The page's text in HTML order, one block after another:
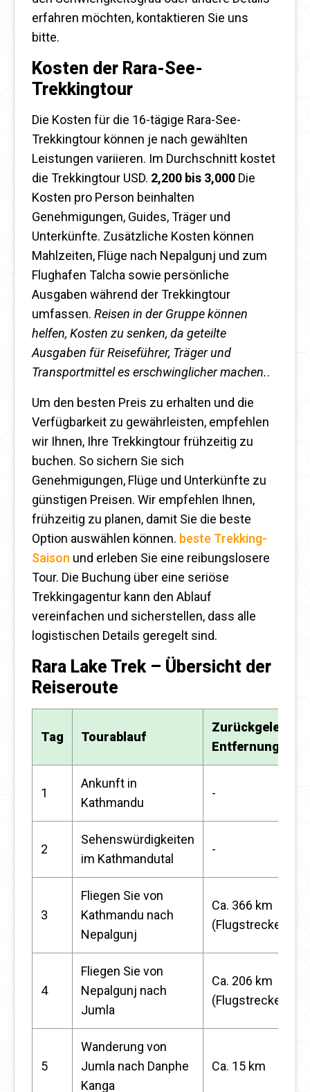
erfahren möchten, kontaktieren Sie uns
bitte.
Kosten der Rara-See-
Trekkingtour
Die Kosten für die 16-tägige Rara-See-
Trekkingtour können je nach gewählten
Leistungen variieren. Im Durchschnitt kostet
die Trekkingtour USD. 2,200 bis 3,000 Die
Kosten pro Person beinhalten
Genehmigungen, Guides, Träger und
Unterkünfte. Zusätzliche Kosten können
Mahlzeiten, Flüge nach Nepalgunj und zum
Flughafen Talcha sowie persönliche
Ausgaben während der Trekkingtour
umfassen. Reisen in der Gruppe können
helfen, Kosten zu senken, da geteilte
Ausgaben für Reiseführer, Träger und
Transportmittel es erschwinglicher machen..
Um den besten Preis zu erhalten und die
Verfügbarkeit zu gewährleisten, empfehlen
wir Ihnen, Ihre Trekkingtour frühzeitig zu
buchen. So sichern Sie sich
Genehmigungen, Flüge und Unterkünfte zu
günstigen Preisen. Wir empfehlen Ihnen,
frühzeitig zu planen, damit Sie die beste
Option auswählen können. beste Trekking-
Saison und erleben Sie eine reibungslosere
Tour. Die Buchung über eine seriöse
Trekkingagentur kann den Ablauf
vereinfachen und sicherstellen, dass alle
logistischen Details geregelt sind.
Rara Lake Trek – Übersicht der
Reiseroute
Tag Tourablauf
Zurückgelegte
Entfernung
1
Ankunft in
Kathmandu
-
2
Sehenswürdigkeiten
im Kathmandutal
-
3
Fliegen Sie von
Kathmandu nach
Nepalgunj
Ca. 366 km
(Flugstrecke)
4
Fliegen Sie von
Nepalgunj nach
Jumla
Ca. 206 km
(Flugstrecke)
5
Wanderung von
Jumla nach Danphe
Kanga
Ca. 15 km